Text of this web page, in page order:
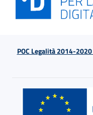
POC Legalità 2014-